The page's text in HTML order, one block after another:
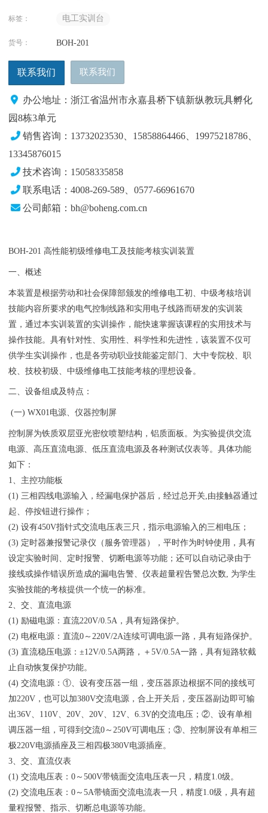
标签： 电工实训台
货号： BOH-201
联系我们 联系我们
办公地址：浙江省温州市永嘉县桥下镇新纵教玩具孵化
园8栋3单元
销售咨询：13732023530、15858864466、19975218786、
13345876015
技术咨询：15058335858
联系电话：4008-269-589、0577-66961670
公司邮箱：bh@boheng.com.cn
BOH-201 高性能初级维修电工及技能考核实训装置
一、概述
本装置是根据劳动和社会保障部颁发的维修电工初、中级考核培训
技能内容所要求的电气控制线路和实用电子线路而研发的实训装
置，通过本实训装置的实训操作，能快速掌握该课程的实用技术与
操作技能。具有针对性、实用性、科学性和先进性，该装置不仅可
供学生实训操作，也是各劳动职业技能鉴定部门、大中专院校、职
校、技校初级、中级维修电工技能考核的理想设备。
二、设备组成及特点：
(一) WX01电源、仪器控制屏
控制屏为铁质双层亚光密纹喷塑结构，铝质面板。为实验提供交流
电源、高压直流电源、低压直流电源及各种测试仪表等。具体功能
如下：
1、主控功能板
(1) 三相四线电源输入，经漏电保护器后，经过总开关,由接触器通过
起、停按钮进行操作；
(2) 设有450V指针式交流电压表三只，指示电源输入的三相电压；
(3) 定时器兼报警记录仪（服务管理器），平时作为时钟使用，具有
设定实验时间、定时报警、切断电源等功能；还可以自动记录由于
接线或操作错误所造成的漏电告警、仪表超量程告警总次数, 为学生
实验技能的考核提供一个统一的标准。
2、交、直流电源
(1) 励磁电源：直流220V/0.5A，具有短路保护。
(2) 电枢电源：直流0～220V/2A连续可调电源一路，具有短路保护。
(3) 直流稳压电源：±12V/0.5A两路，＋5V/0.5A一路，具有短路软截
止自动恢复保护功能。
(4) 交流电源：①、设有变压器一组，变压器原边根据不同的接线可
加220V，也可以加380V交流电源，合上开关后，变压器副边即可输
出36V、110V、20V、20V、12V、6.3V的交流电压；②、设有单相
调压器一组，可得到交流0～250V可调电压；③、控制屏设有单相三
极220V电源插座及三相四极380V电源插座。
3、交、直流仪表
(1) 交流电压表：0～500V带镜面交流电压表一只，精度1.0级。
(2) 交流电压表：0～5A带镜面交流电流表一只，精度1.0级，具有超
量程报警、指示、切断总电源等功能。